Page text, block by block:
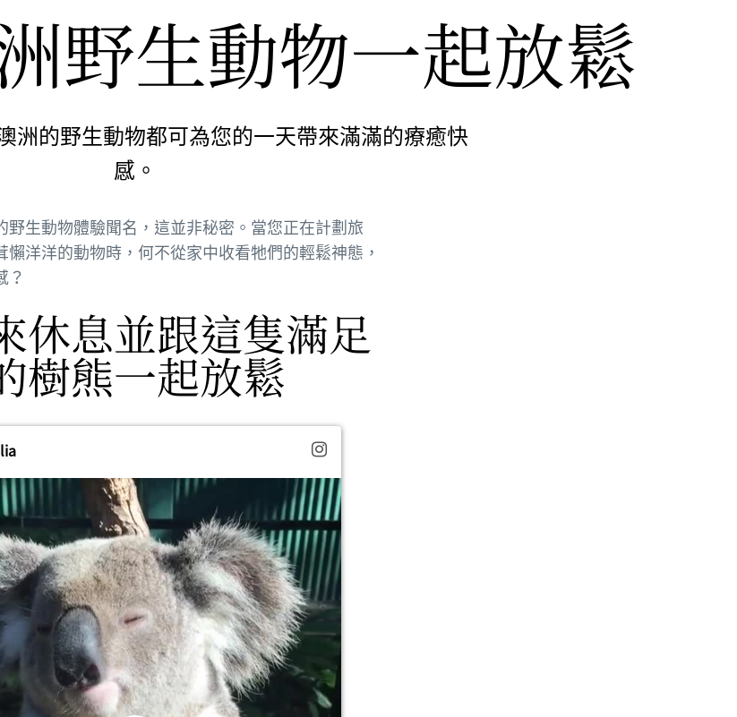
野生動物一起放鬆
洲的野生動物都可為您的一天帶來滿滿的療癒快
感。
野生動物體驗聞名，這並非秘密。當您正在計劃旅
懶洋洋的動物時，何不從家中收看牠們的輕鬆神態，
？
休息並跟這隻滿足
樹熊一起放鬆